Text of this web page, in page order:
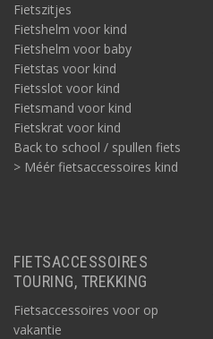
Fietszitjes
Fietshelm voor kind
Fietshelm voor baby
Fietstas voor kind
Fietsslot voor kind
Fietsmand voor kind
Fietskrat voor kind
Back to school / spullen fiets
> Méér fietsaccessoires kind
FIETSACCESSOIRES
TOURING, TREKKING
Fietsaccessoires voor op
vakantie